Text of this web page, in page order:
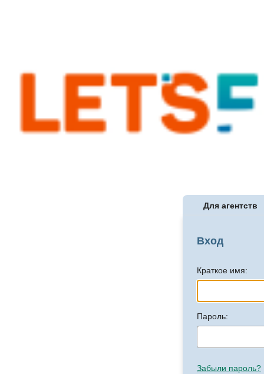
Для агентств
Вход
Краткое имя:
Пароль:
Забыли пароль?